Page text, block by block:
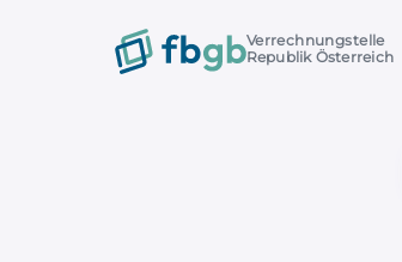
Verrechnungstelle
Republik Österreich